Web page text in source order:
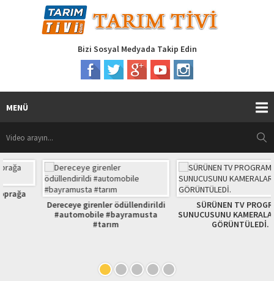
Bizi Sosyal Medyada Takip Edin
MENÜ
Dereceye girenler ödüllendirildi
#automobile #bayramusta
SÜRÜNEN TV PROGRAM
SUNUCUSUNU KAMERALAR BÖYLE
GÖRÜNTÜLEDİ.